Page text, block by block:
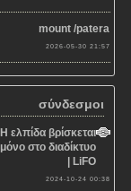
mount /patera
2026-05-30 21:57
σύνδεσμοι
Η ελπίδα βρίσκεται
μόνο στο διαδίκτυο
| LiFO
2024-10-24 00:38